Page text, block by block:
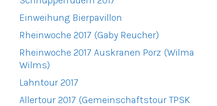
Einweihung Bierpavillon
Rheinwoche 2017 (Gaby Reucher)
Rheinwoche 2017 Auskranen Porz (Wilma
Wilms)
Lahntour 2017
Allertour 2017 (Gemeinschaftstour TPSK